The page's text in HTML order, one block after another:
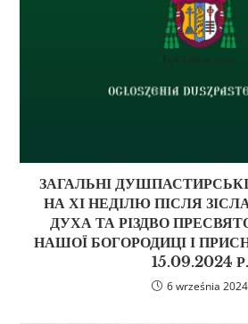
ЗАГАЛЬНІ
НА ХІ НЕДІЛЮ ПІСЛЯ
ДУХА ТА РІЗДВО
НАШОЇ БОГОРОДИЦІ І
15.09.2024 Р.
6 września 2024